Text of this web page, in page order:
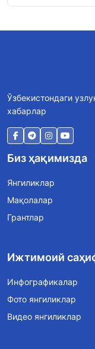
Ўзбекистондаги
хабарлар
Биз ҳақимизда
Янгиликлар
Мақолалар
Грантлар
Ижтимоий
Инфографикалар
Фото янгиликлар
Видео янгиликлар